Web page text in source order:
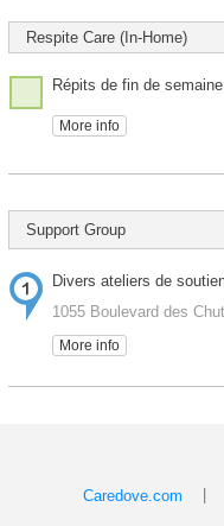
Respite Care (In-Home)
Répits de fin de semaine
More info
Support Group
Divers ateliers de
1055 Boulevard des
More info
Caredove.com